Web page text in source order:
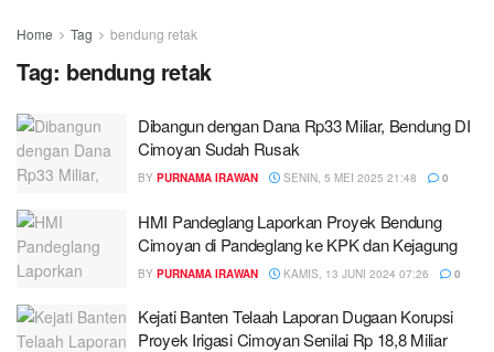
Home Tag bendung retak
Tag: bendung retak
Dibangun dengan Dana Rp33 Miliar, Bendung DI
Cimoyan Sudah Rusak
BY PURNAMA IRAWAN SENIN, 5 MEI 2025 21:48 0
HMI Pandeglang Laporkan Proyek Bendung
Cimoyan di Pandeglang ke KPK dan Kejagung
BY PURNAMA IRAWAN KAMIS, 13 JUNI 2024 07:26 0
Kejati Banten Telaah Laporan Dugaan Korupsi
Proyek Irigasi Cimoyan Senilai Rp 18,8 Miliar